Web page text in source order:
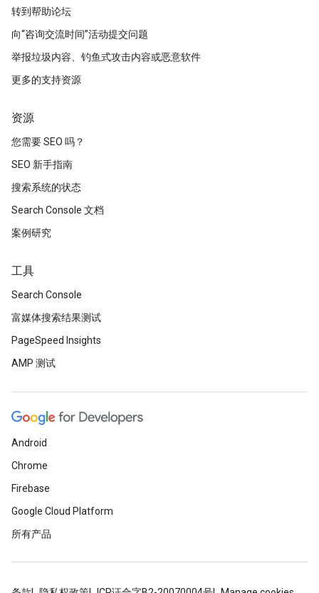
转到帮助论坛
向“咨询交流时间”活动提交问题
举报垃圾内容、钓鱼式攻击内容或恶意软件
更多的支持资源
资源
您需要 SEO 吗？
SEO 新手指南
搜索系统的状态
Search Console 文档
案例研究
工具
Search Console
富媒体搜索结果测试
PageSpeed Insights
AMP 测试
Android
Chrome
Firebase
Google Cloud Platform
所有产品